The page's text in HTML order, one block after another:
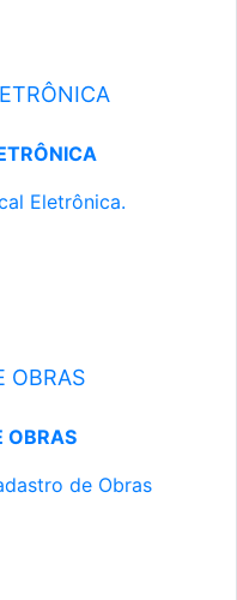
Eletrônica.
OBRAS
OBRAS
de Obras